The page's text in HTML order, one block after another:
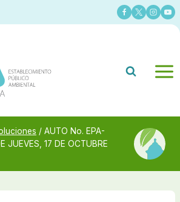
/ AUTO No. EPA-
JUEVES, 17 DE OCTUBRE